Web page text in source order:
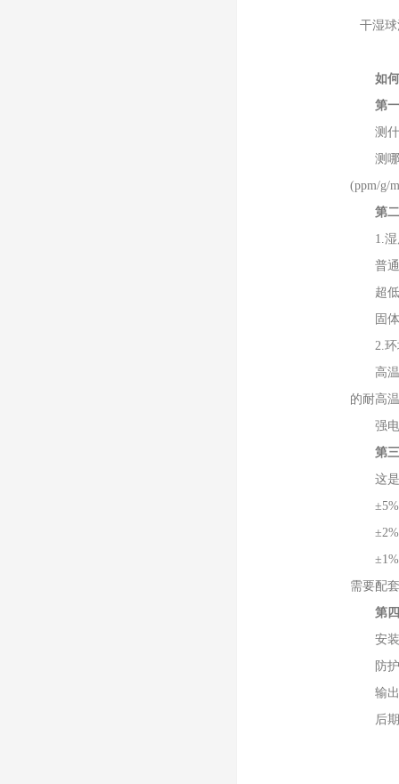
干湿球
如何
第一
测什
测哪个
(ppm/g/
第二
1.湿度
普通环
超低湿
固体
2.环
高温(
的耐高
强电磁
第
这是一
需要配
第
安装
防护等
输出信
后期维